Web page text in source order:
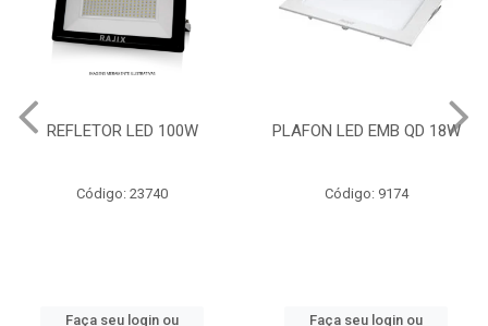
REFLETOR LED 100W
Código: 23740
Faça seu login ou
PLAFON LED EMB QD 18W
Código: 9174
Faça seu login ou